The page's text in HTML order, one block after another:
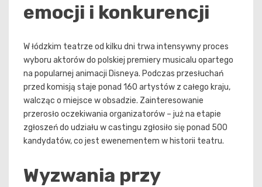
emocji i konkurencji
W łódzkim teatrze od kilku dni trwa intensywny proces
wyboru aktorów do polskiej premiery musicalu opartego
na popularnej animacji Disneya. Podczas przesłuchań
przed komisją staje ponad 160 artystów z całego kraju,
walcząc o miejsce w obsadzie. Zainteresowanie
przerosło oczekiwania organizatorów – już na etapie
zgłoszeń do udziału w castingu zgłosiło się ponad 500
kandydatów, co jest ewenementem w historii teatru.
Wyzwania przy